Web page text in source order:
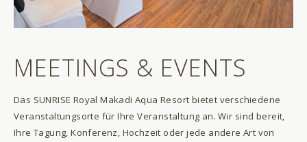
MEETINGS & EVENTS
Das SUNRISE Royal Makadi Aqua Resort bietet verschiedene
Veranstaltungsorte für Ihre Veranstaltung an. Wir sind bereit,
Ihre Tagung, Konferenz, Hochzeit oder jede andere Art von